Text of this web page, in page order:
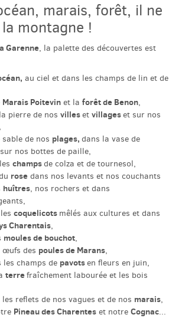
marais, forêt, il ne
montagne !
Garenne, la palette des découvertes est
au ciel et dans les champs de lin et de
Marais Poitevin et la forêt de Benon,
pierre de nos villeset villageset sur nos
de nos plages, dans la vase de
nos bottes de paille,
champsde colza et de tournesol,
rose dans nos levants et nos couchants
huîtres, nos rochers et dans
coquelicots mêlés aux cultures et dans
Charentais,
moules de bouchot,
œufs des poules de Marans,
les champs de pavotsen fleurs en juin,
terrefraîchement labourée et les bois
les reflets de nos vagues et de nos marais,
Pineau des Charentes et notre Cognac...